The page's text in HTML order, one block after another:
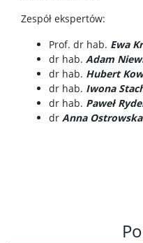
Zespół ekspertów:
Prof. dr hab. Ewa
dr hab. Adam
dr hab. Hubert
dr hab. Iwona
dr hab. Paweł
dr Anna Ostrowska